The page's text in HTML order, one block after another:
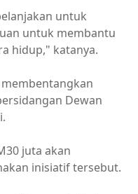
untuk
untuk membantu
hidup," katanya.
Dewan
juta akan
inisiatif tersebut.